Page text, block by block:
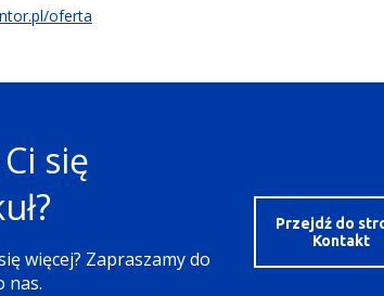
oferta
się
więcej? Zapraszamy do
nas.
Przejdź do
Kontakt